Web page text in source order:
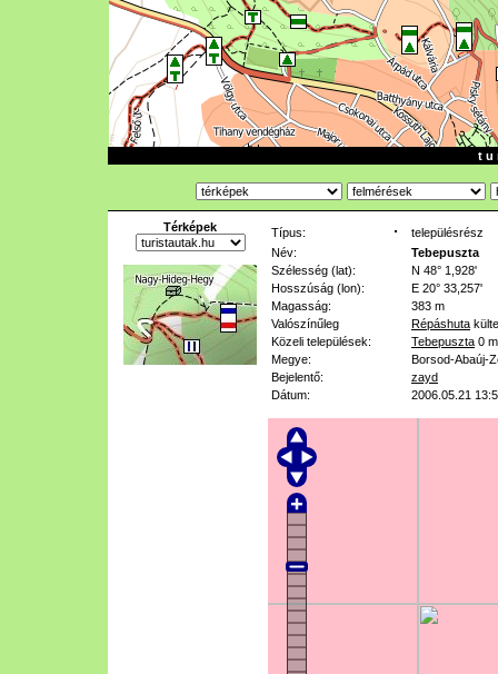
t u
Térképek Típus:
településrész
Név:
Tebepuszta
Szélesség (lat):
N 48° 1,928'
Hosszúság (lon):
E 20° 33,257'
Magasság:
383 m
Valószínűleg
Répáshuta
Közeli települések:
Tebepuszta 0 m
Megye:
Borsod-Abaúj-
Bejelentő:
zayd
Dátum:
2006.05.21